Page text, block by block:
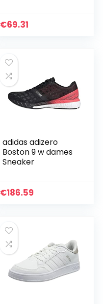
€69.31
adidas adizero
Boston 9 w dames
Sneaker
€186.59